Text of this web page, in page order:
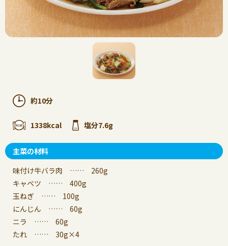
約10分
1338kcal 塩分7.6g
主菜の材料
味付け牛バラ肉 …… 260g
キャベツ …… 400g
玉ねぎ …… 100g
にんじん …… 60g
ニラ …… 60g
たれ …… 30g×4